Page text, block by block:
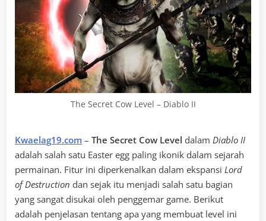
The Secret Cow Level – Diablo II
Kwaelag19.com – The Secret Cow Level dalam Diablo II
adalah salah satu Easter egg paling ikonik dalam sejarah
permainan. Fitur ini diperkenalkan dalam ekspansi Lord
of Destruction dan sejak itu menjadi salah satu bagian
yang sangat disukai oleh penggemar game. Berikut
adalah penjelasan tentang apa yang membuat level ini